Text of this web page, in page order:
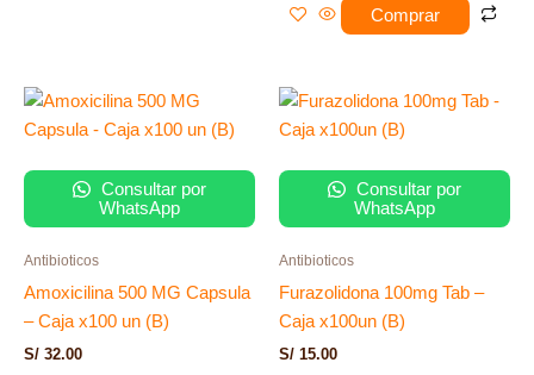
Comprar
Consultar por
WhatsApp
Antibioticos
Amoxicilina 500 MG Capsula
– Caja x100 un (B)
S/ 32.00
Consultar por
WhatsApp
Antibioticos
Furazolidona 100mg Tab –
Caja x100un (B)
S/ 15.00